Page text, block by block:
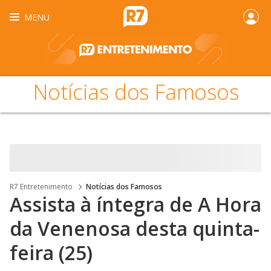
MENU
Notícias dos Famosos
R7 Entretenimento Notícias dos Famosos
Assista à íntegra de A Hora
da Venenosa desta quinta-
feira (25)